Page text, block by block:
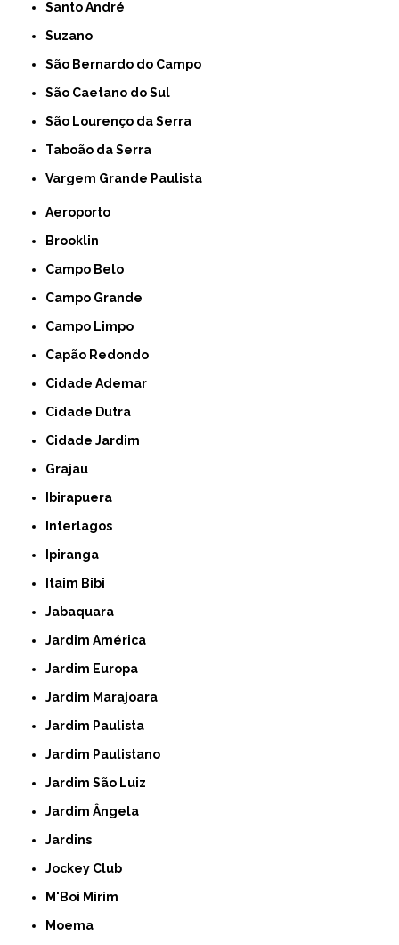
Santo André
Suzano
São Bernardo do Campo
São Caetano do Sul
São Lourenço da Serra
Taboão da Serra
Vargem Grande Paulista
Aeroporto
Brooklin
Campo Belo
Campo Grande
Campo Limpo
Capão Redondo
Cidade Ademar
Cidade Dutra
Cidade Jardim
Grajau
Ibirapuera
Interlagos
Ipiranga
Itaim Bibi
Jabaquara
Jardim América
Jardim Europa
Jardim Marajoara
Jardim Paulista
Jardim Paulistano
Jardim São Luiz
Jardim Ângela
Jardins
Jockey Club
M'Boi Mirim
Moema